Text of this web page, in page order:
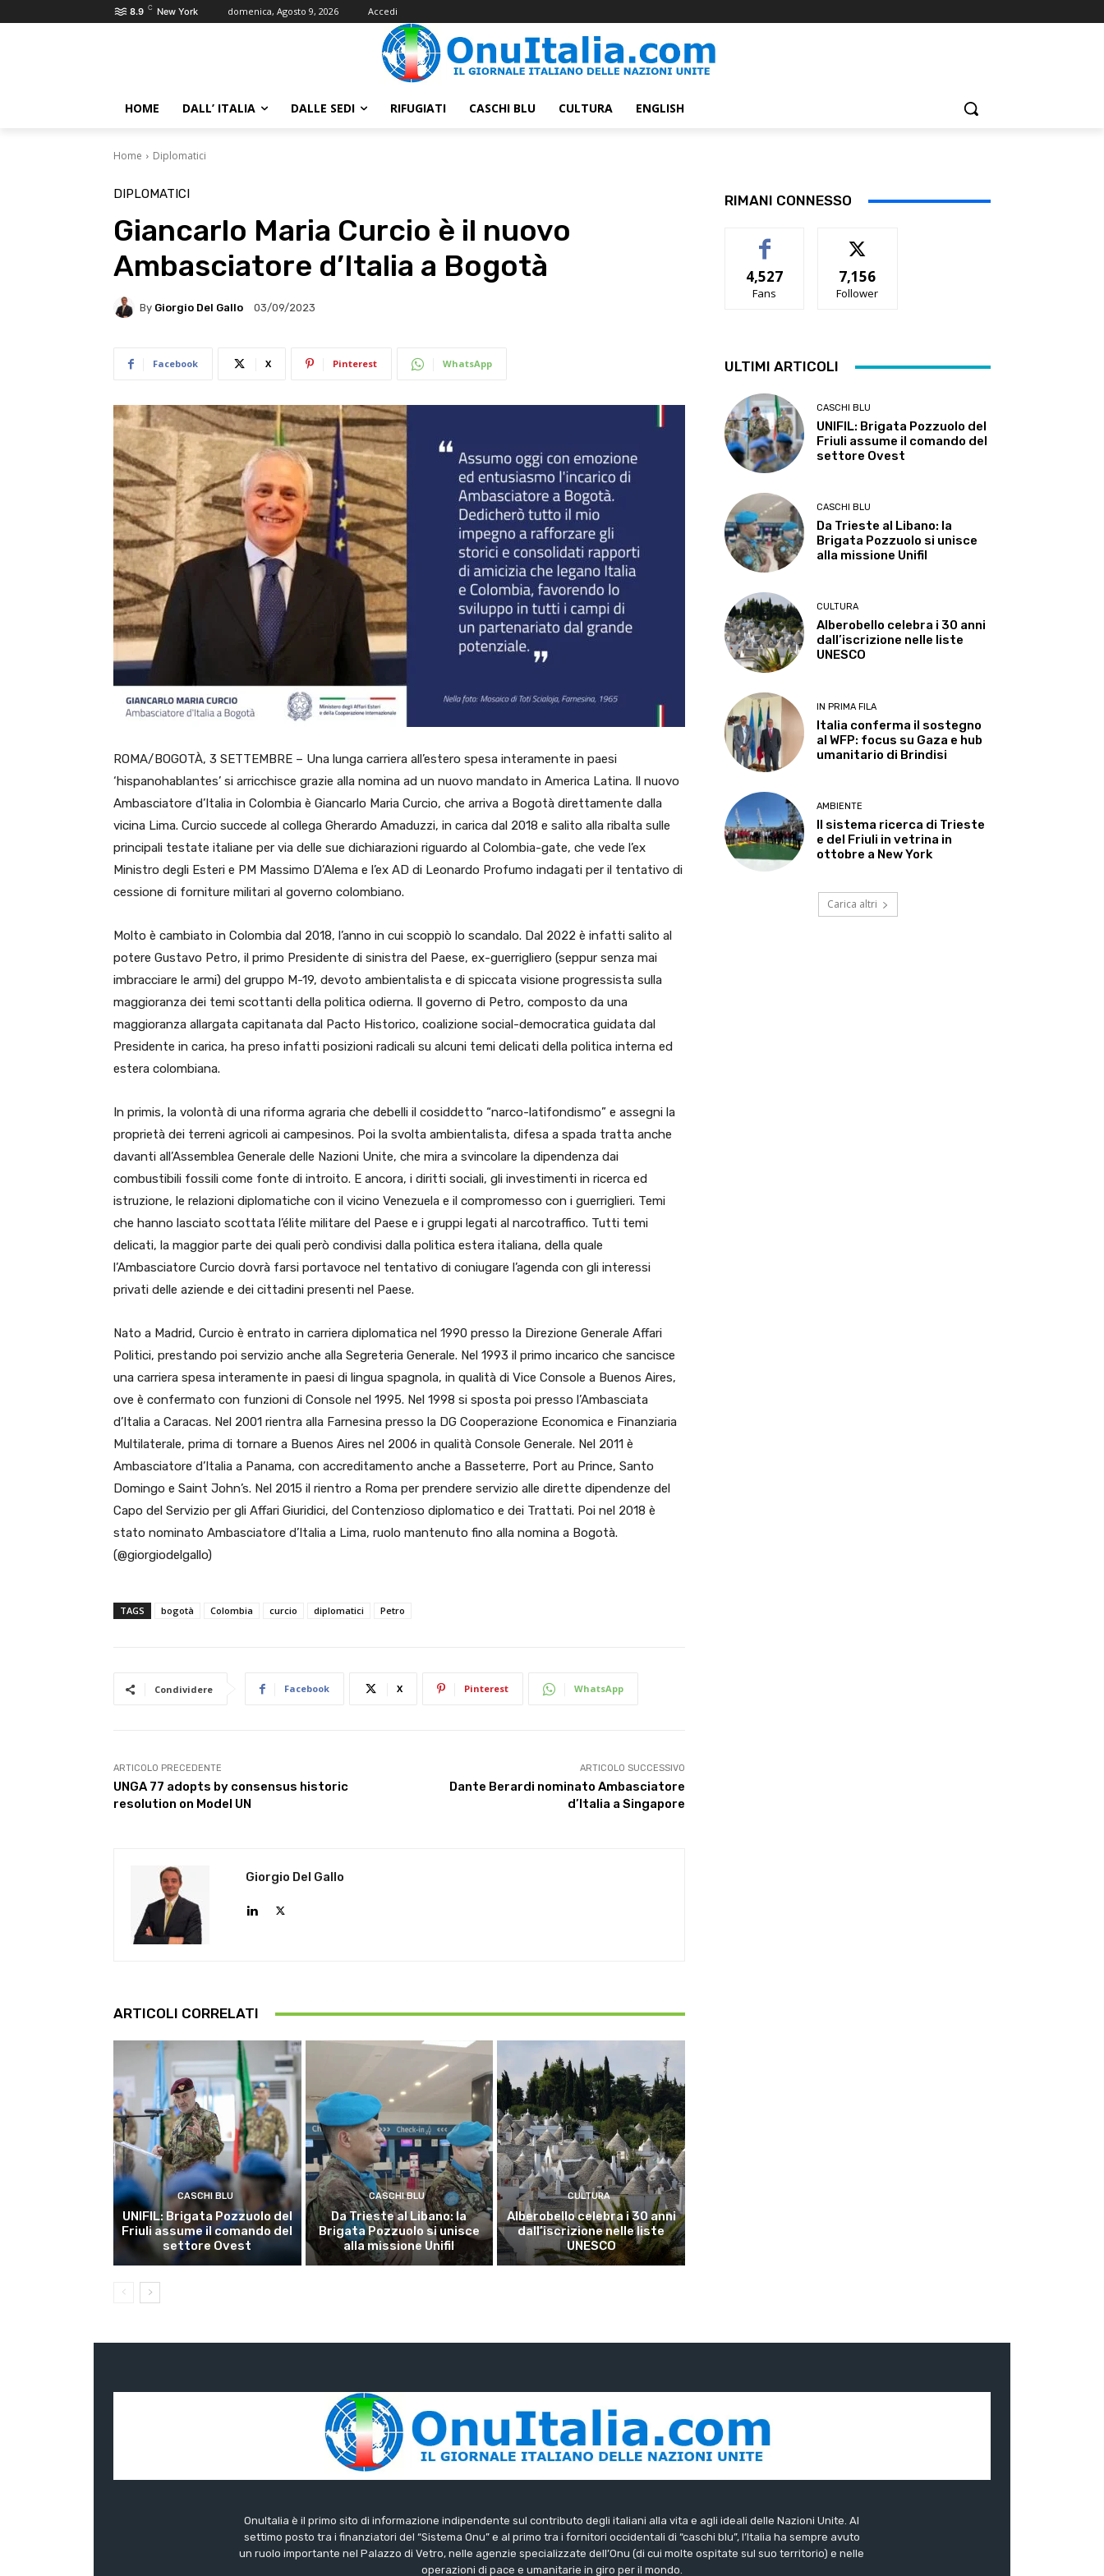
8.9 C New York domenica, Agosto 9, 2026 Accedi
HOME DALL’ ITALIA DALLE SEDI RIFUGIATI CASCHI BLU CULTURA ENGLISH
Home Diplomatici
DIPLOMATICI
Giancarlo Maria Curcio è il nuovo
Ambasciatore d’Italia a Bogotà
By Giorgio Del Gallo 03/09/2023
Facebook X Pinterest WhatsApp
ROMA/BOGOTÀ, 3 SETTEMBRE – Una lunga carriera all’estero spesa interamente in paesi
‘hispanohablantes’ si arricchisce grazie alla nomina ad un nuovo mandato in America Latina. Il nuovo
Ambasciatore d’Italia in Colombia è Giancarlo Maria Curcio, che arriva a Bogotà direttamente dalla
vicina Lima. Curcio succede al collega Gherardo Amaduzzi, in carica dal 2018 e salito alla ribalta sulle
principali testate italiane per via delle sue dichiarazioni riguardo al Colombia-gate, che vede l’ex
Ministro degli Esteri e PM Massimo D’Alema e l’ex AD di Leonardo Profumo indagati per il tentativo di
cessione di forniture militari al governo colombiano.
Molto è cambiato in Colombia dal 2018, l’anno in cui scoppiò lo scandalo. Dal 2022 è infatti salito al
potere Gustavo Petro, il primo Presidente di sinistra del Paese, ex-guerrigliero (seppur senza mai
imbracciare le armi) del gruppo M-19, devoto ambientalista e di spiccata visione progressista sulla
maggioranza dei temi scottanti della politica odierna. Il governo di Petro, composto da una
maggioranza allargata capitanata dal Pacto Historico, coalizione social-democratica guidata dal
Presidente in carica, ha preso infatti posizioni radicali su alcuni temi delicati della politica interna ed
estera colombiana.
In primis, la volontà di una riforma agraria che debelli il cosiddetto “narco-latifondismo” e assegni la
proprietà dei terreni agricoli ai campesinos. Poi la svolta ambientalista, difesa a spada tratta anche
davanti all’Assemblea Generale delle Nazioni Unite, che mira a svincolare la dipendenza dai
combustibili fossili come fonte di introito. E ancora, i diritti sociali, gli investimenti in ricerca ed
istruzione, le relazioni diplomatiche con il vicino Venezuela e il compromesso con i guerriglieri. Temi
che hanno lasciato scottata l’élite militare del Paese e i gruppi legati al narcotraffico. Tutti temi
delicati, la maggior parte dei quali però condivisi dalla politica estera italiana, della quale
l’Ambasciatore Curcio dovrà farsi portavoce nel tentativo di coniugare l’agenda con gli interessi
privati delle aziende e dei cittadini presenti nel Paese.
Nato a Madrid, Curcio è entrato in carriera diplomatica nel 1990 presso la Direzione Generale Affari
Politici, prestando poi servizio anche alla Segreteria Generale. Nel 1993 il primo incarico che sancisce
una carriera spesa interamente in paesi di lingua spagnola, in qualità di Vice Console a Buenos Aires,
ove è confermato con funzioni di Console nel 1995. Nel 1998 si sposta poi presso l’Ambasciata
d’Italia a Caracas. Nel 2001 rientra alla Farnesina presso la DG Cooperazione Economica e Finanziaria
Multilaterale, prima di tornare a Buenos Aires nel 2006 in qualità Console Generale. Nel 2011 è
Ambasciatore d’Italia a Panama, con accreditamento anche a Basseterre, Port au Prince, Santo
Domingo e Saint John’s. Nel 2015 il rientro a Roma per prendere servizio alle dirette dipendenze del
Capo del Servizio per gli Affari Giuridici, del Contenzioso diplomatico e dei Trattati. Poi nel 2018 è
stato nominato Ambasciatore d’Italia a Lima, ruolo mantenuto fino alla nomina a Bogotà.
(@giorgiodelgallo)
TAGS bogotà Colombia curcio diplomatici Petro
Condividere Facebook X Pinterest WhatsApp
ARTICOLO PRECEDENTE
UNGA 77 adopts by consensus historic
resolution on Model UN
ARTICOLO SUCCESSIVO
Dante Berardi nominato Ambasciatore
d’Italia a Singapore
Giorgio Del Gallo
ARTICOLI CORRELATI
CASCHI BLU
UNIFIL: Brigata Pozzuolo del
Friuli assume il comando del
settore Ovest
CASCHI BLU
Da Trieste al Libano: la
Brigata Pozzuolo si unisce
alla missione Unifil
CULTURA
Alberobello celebra i 30 anni
dall’iscrizione nelle liste
UNESCO
RIMANI CONNESSO
4,527
Fans
7,156
Follower
ULTIMI ARTICOLI
CASCHI BLU
UNIFIL: Brigata Pozzuolo del
Friuli assume il comando del
settore Ovest
CASCHI BLU
Da Trieste al Libano: la
Brigata Pozzuolo si unisce
alla missione Unifil
CULTURA
Alberobello celebra i 30 anni
dall’iscrizione nelle liste
UNESCO
IN PRIMA FILA
Italia conferma il sostegno
al WFP: focus su Gaza e hub
umanitario di Brindisi
AMBIENTE
Il sistema ricerca di Trieste
e del Friuli in vetrina in
ottobre a New York
Carica altri
OnuItalia è il primo sito di informazione indipendente sul contributo degli italiani alla vita e agli ideali delle Nazioni Unite. Al
settimo posto tra i finanziatori del “Sistema Onu” e al primo tra i fornitori occidentali di “caschi blu”, l’Italia ha sempre avuto
un ruolo importante nel Palazzo di Vetro, nelle agenzie specializzate dell’Onu (di cui molte ospitate sul suo territorio) e nelle
operazioni di pace e umanitarie in giro per il mondo.